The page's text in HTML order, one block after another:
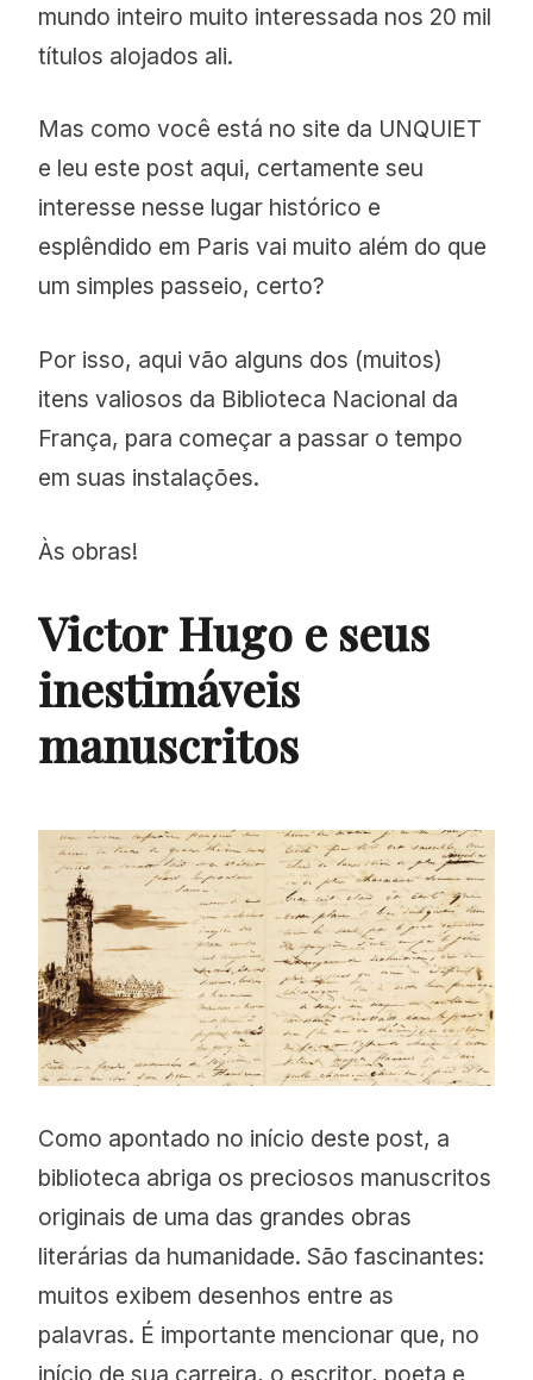
mundo inteiro muito interessada nos 20 mil
títulos alojados ali.
Mas como você está no site da UNQUIET
e leu este post aqui, certamente seu
interesse nesse lugar histórico e
esplêndido em Paris vai muito além do que
um simples passeio, certo?
Por isso, aqui vão alguns dos (muitos)
itens valiosos da Biblioteca Nacional da
França, para começar a passar o tempo
em suas instalações.
Às obras!
Victor Hugo e seus
inestimáveis
manuscritos
Como apontado no início deste post, a
biblioteca abriga os preciosos manuscritos
originais de uma das grandes obras
literárias da humanidade. São fascinantes:
muitos exibem desenhos entre as
palavras. É importante mencionar que, no